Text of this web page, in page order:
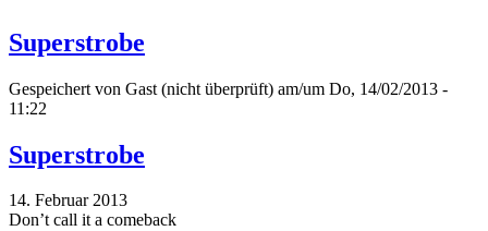
Superstrobe
Gespeichert von Gast (nicht überprüft) am/um Do, 14/02/2013 -
11:22
Superstrobe
14. Februar 2013
Don’t call it a comeback